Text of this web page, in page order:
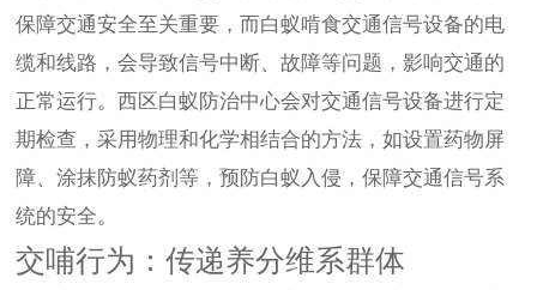
保障交通安全至关重要，而白蚁啃食交通信号设备的电
缆和线路，会导致信号中断、故障等问题，影响交通的
正常运行。西区白蚁防治中心会对交通信号设备进行定
期检查，采用物理和化学相结合的方法，如设置药物屏
障、涂抹防蚁药剂等，预防白蚁入侵，保障交通信号系
统的安全。
交哺行为：传递养分维系群体